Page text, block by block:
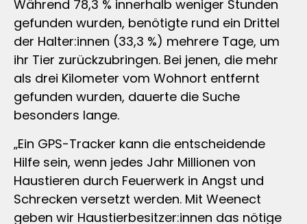
Während 78,3 % innerhalb weniger Stunden
gefunden wurden, benötigte rund ein Drittel
der Halter:innen (33,3 %) mehrere Tage, um
ihr Tier zurückzubringen. Bei jenen, die mehr
als drei Kilometer vom Wohnort entfernt
gefunden wurden, dauerte die Suche
besonders lange.
„Ein GPS-Tracker kann die entscheidende
Hilfe sein, wenn jedes Jahr Millionen von
Haustieren durch Feuerwerk in Angst und
Schrecken versetzt werden. Mit Weenect
geben wir Haustierbesitzer:innen das nötige